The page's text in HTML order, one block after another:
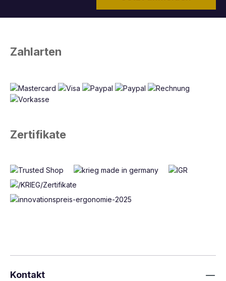
Zahlarten
Zertifikate
Kontakt